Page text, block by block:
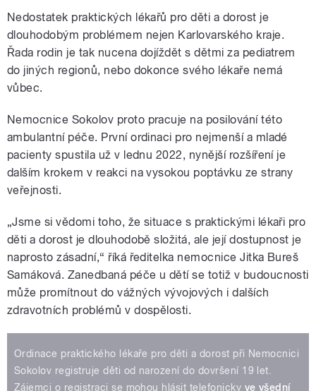
Nedostatek praktických lékařů pro děti a dorost je
dlouhodobým problémem nejen Karlovarského kraje.
Řada rodin je tak nucena dojíždět s dětmi za pediatrem
do jiných regionů, nebo dokonce svého lékaře nemá
vůbec.
Nemocnice Sokolov proto pracuje na posilování této
ambulantní péče. První ordinaci pro nejmenší a mladé
pacienty spustila už v lednu 2022, nynější rozšíření je
dalším krokem v reakci na vysokou poptávku ze strany
veřejnosti.
„Jsme si vědomi toho, že situace s praktickými lékaři pro
děti a dorost je dlouhodobě složitá, ale její dostupnost je
naprosto zásadní,“ říká ředitelka nemocnice Jitka Bureš
Samáková. Zanedbaná péče u dětí se totiž v budoucnosti
může promítnout do vážných vývojových i dalších
zdravotních problémů v dospělosti.
Ordinace praktického lékaře pro děti a dorost při Nemocnici
Sokolov registruje děti od narození do dovršení 19 let.
Zájemci o registraci se mohou hlásit telefonicky ve všední